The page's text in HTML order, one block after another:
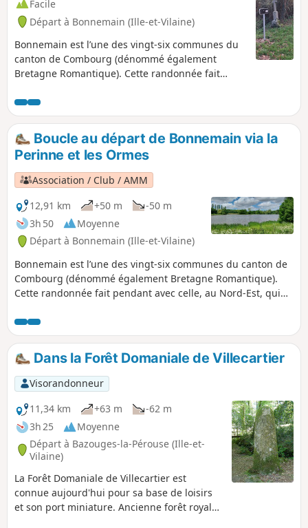
peu de chance.
Facile
Départ à Bonnemain (Ille-et-Vilaine)
Bonnemain est l’une des vingt-six communes du
canton de Combourg (dénommé également
Bretagne Romantique). Cette randonnée fait
entre le bourg et le Domaine des Ormes. Elle
chemine dans la campagne via des chemins
creux et quelques jolies petites demeures.
Boucle au départ de Bonnemain via la
Perinne et les Ormes
Association / Club / AMM
12,91 km
+50 m
-50 m
3h 50
Moyenne
Départ à Bonnemain (Ille-et-Vilaine)
Bonnemain est l’une des vingt-six communes du canton de
Combourg (dénommé également Bretagne Romantique).
Cette randonnée fait pendant avec celle, au Nord-Est, qui
chemine dans la campagne, via des chemins creux et
quelques jolies petites demeures.
Dans la Forêt Domaniale de Villecartier
Visorandonneur
11,34 km
+63 m
-62 m
3h 25
Moyenne
Départ à Bazouges-la-Pérouse (Ille-et-
Vilaine)
La Forêt Domaniale de Villecartier est
connue aujourd'hui pour sa base de loisirs
et son port miniature. Ancienne forêt royale